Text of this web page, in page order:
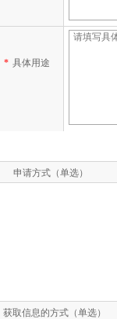
* 具体用途
申请方式（单选）
获取信息的方式（单选）